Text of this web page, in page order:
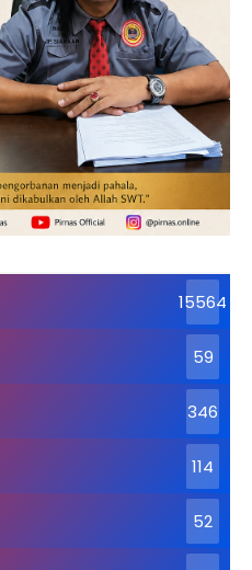
15564
59
346
114
52